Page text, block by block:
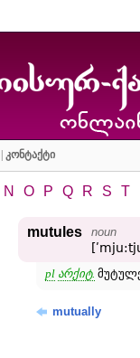
კონტაქტი
N O P Q R S T
mutules noun
pl არქიტ.
mutually